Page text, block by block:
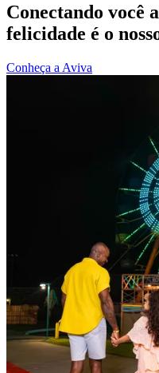
Conectando você
felicidade é o
Conheça a Aviva